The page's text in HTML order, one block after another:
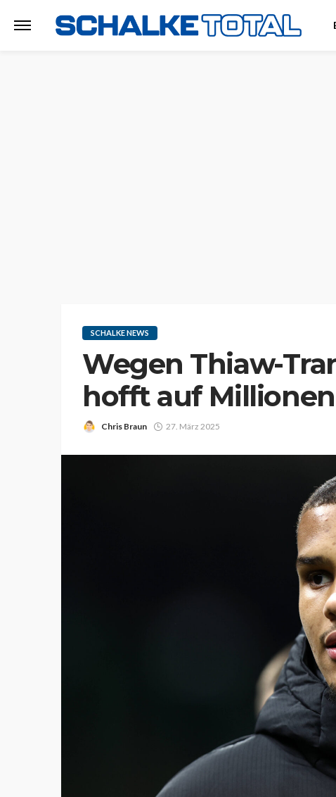
SCHALKE NEWS
Wegen Thiaw-
hofft auf Millionen
Chris Braun 27. März 2025